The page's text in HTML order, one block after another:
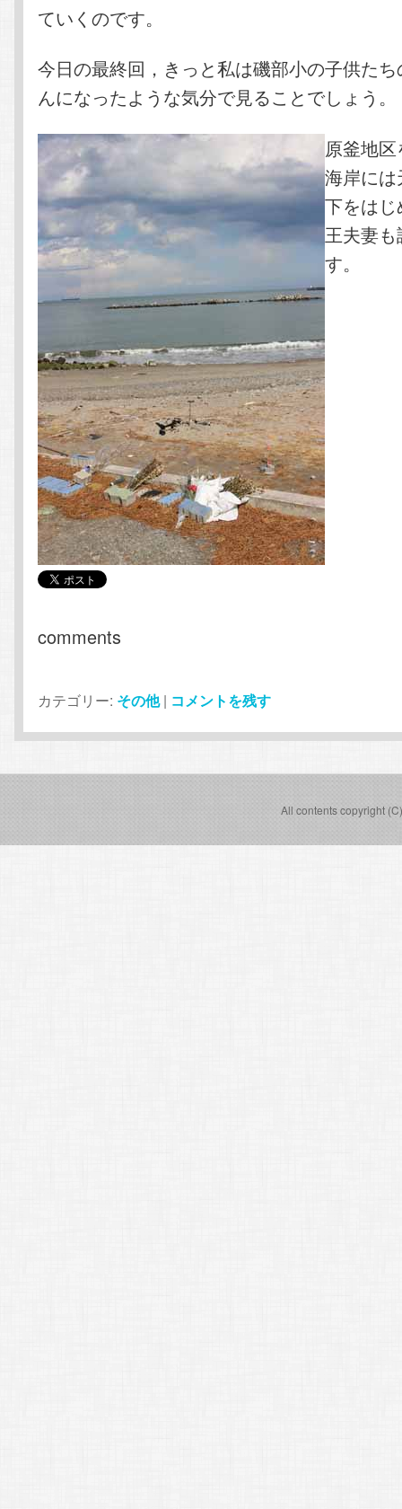
ていくのです。
今日の最終回，きっと私は磯部小の子供た
んになったような気分で見ることでしょう。
原釜地
海岸に
下をは
王夫妻
す。
comments
カテゴリー: その他 | コメントを残す
All contents copyright